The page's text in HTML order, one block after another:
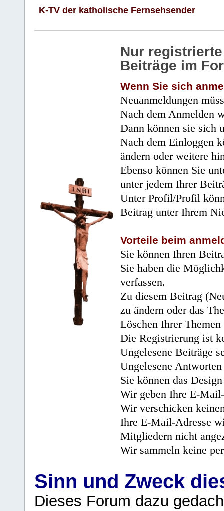
K-TV der katholische Fernsehsender
Nur
Beiträge im
Wenn Sie sich
Neuanmeldungen
Nach dem Anmelden
Dann können sie sich
Nach dem Einloggen
ändern oder weitere
Ebenso können Sie
unter jedem Ihrer
Unter Profil/Profil
Beitrag unter Ihrem
Vorteile beim
Sie können Ihren
Sie haben die
verfassen.
Zu diesem Beitrag
zu ändern oder das
Löschen Ihrer
Die Registrierung ist
Ungelesene Beiträge
Ungelesene
Sie können das
Wir geben Ihre E-
Wir verschicken
Ihre E-Mail-Adresse
Mitgliedern nicht
Wir sammeln keine
Sinn und Zweck
Dieses Forum dazu